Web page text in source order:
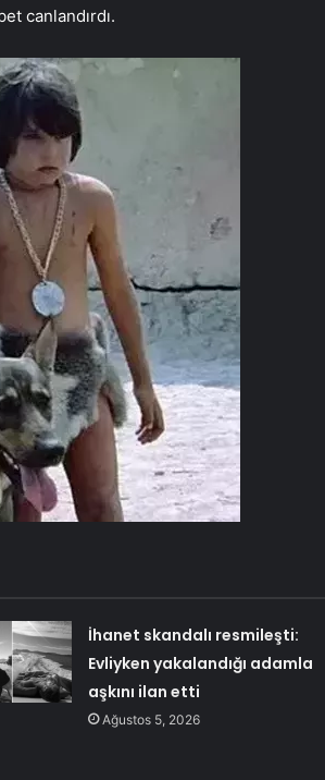
canlandırdı.
İhanet skandalı resmileşti:
Evliyken yakalandığı adamla
aşkını ilan etti
Ağustos 5, 2026